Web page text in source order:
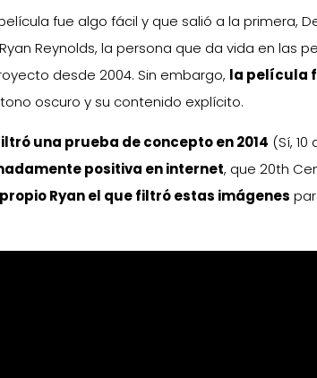
fue algo fácil y que salió a la primera,
Reynolds, la persona que da vida en las
desde 2004. Sin embargo, la película
oscuro y su contenido explícito.
una prueba de concepto en 2014 (Sí,
positiva en internet, que 20th
Ryan el que filtró estas imágenes